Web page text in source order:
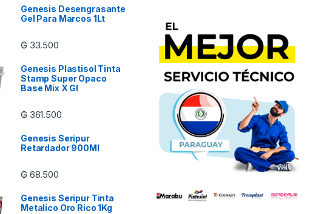
Genesis Desengrasante
Gel Para Marcos 1Lt
₲ 33.500
Genesis Plastisol Tinta
Stamp Super Opaco
Base Mix X Gl
₲ 361.500
Genesis Seripur
Retardador 900Ml
₲ 68.500
Genesis Seripur Tinta
Metalico Oro Rico 1Kg